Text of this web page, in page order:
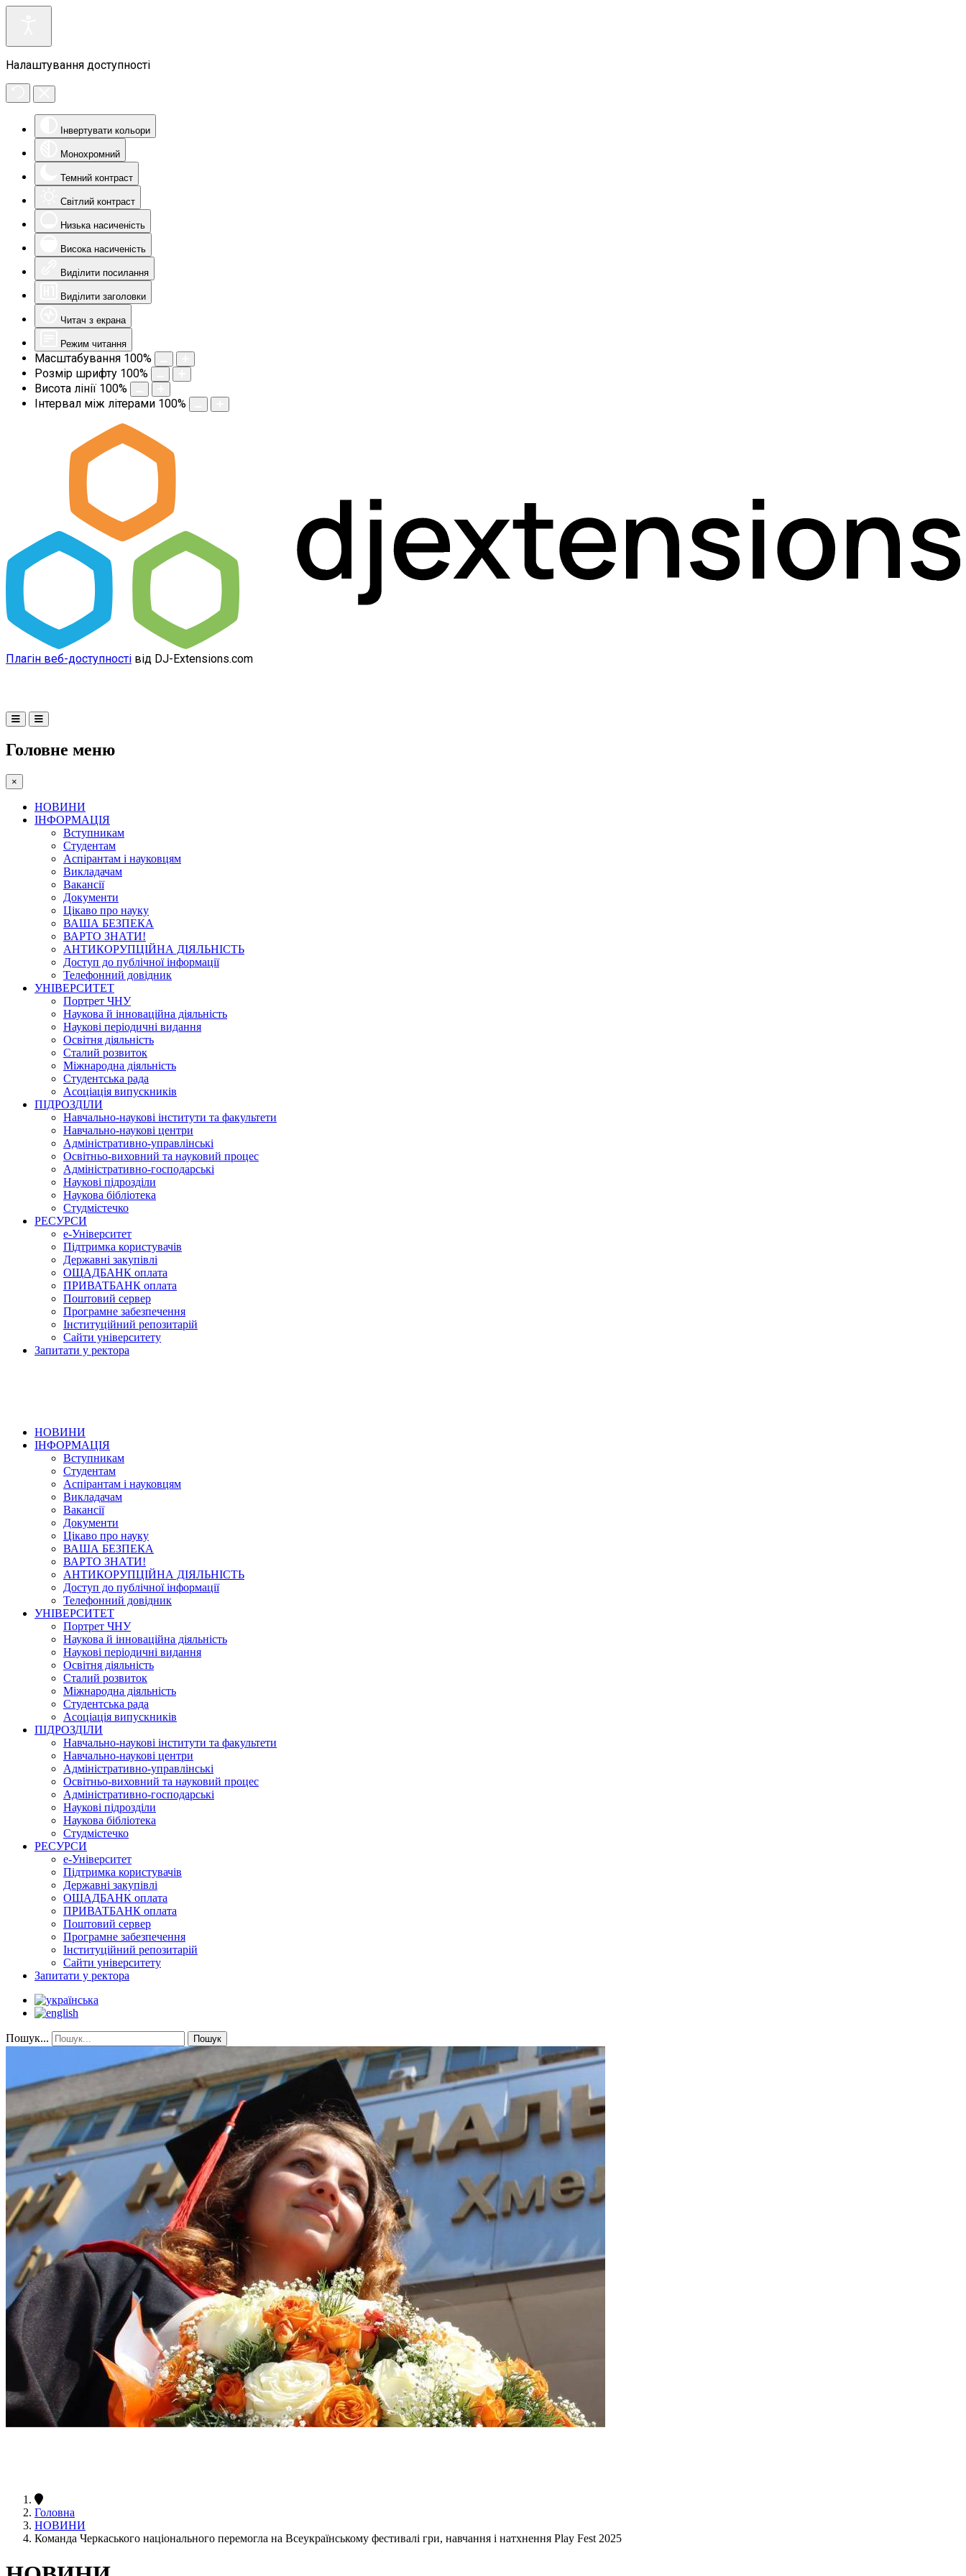
Налаштування доступності
Інвертувати кольори
Монохромний
Темний контраст
Світлий контраст
Низька насиченість
Висока насиченість
Виділити посилання
Виділити заголовки
Читач з екрана
Режим читання
Масштабування 100%
Розмір шрифту 100%
Висота лінії 100%
Інтервал між літерами 100%
Плагін веб-доступності від DJ-Extensions.com
Головне меню
×
НОВИНИ
ІНФОРМАЦІЯ
Вступникам
Студентам
Аспірантам і науковцям
Викладачам
Вакансії
Документи
Цікаво про науку
ВАША БЕЗПЕКА
ВАРТО ЗНАТИ!
АНТИКОРУПЦІЙНА ДІЯЛЬНІСТЬ
Доступ до публічної інформації
Телефонний довідник
УНІВЕРСИТЕТ
Портрет ЧНУ
Наукова й інноваційна діяльність
Наукові періодичні видання
Освітня діяльність
Сталий розвиток
Міжнародна діяльність
Студентська рада
Асоціація випускників
ПІДРОЗДІЛИ
Навчально-наукові інститути та факультети
Навчально-наукові центри
Адміністративно-управлінські
Освітньо-виховний та науковий процес
Адміністративно-господарські
Наукові підрозділи
Наукова бібліотека
Студмістечко
РЕСУРСИ
е-Університет
Підтримка користувачів
Державні закупівлі
ОЩАДБАНК оплата
ПРИВАТБАНК оплата
Поштовий сервер
Програмне забезпечення
Інституційний репозитарій
Сайти університету
Запитати у ректора
НОВИНИ
ІНФОРМАЦІЯ
Вступникам
Студентам
Аспірантам і науковцям
Викладачам
Вакансії
Документи
Цікаво про науку
ВАША БЕЗПЕКА
ВАРТО ЗНАТИ!
АНТИКОРУПЦІЙНА ДІЯЛЬНІСТЬ
Доступ до публічної інформації
Телефонний довідник
УНІВЕРСИТЕТ
Портрет ЧНУ
Наукова й інноваційна діяльність
Наукові періодичні видання
Освітня діяльність
Сталий розвиток
Міжнародна діяльність
Студентська рада
Асоціація випускників
ПІДРОЗДІЛИ
Навчально-наукові інститути та факультети
Навчально-наукові центри
Адміністративно-управлінські
Освітньо-виховний та науковий процес
Адміністративно-господарські
Наукові підрозділи
Наукова бібліотека
Студмістечко
РЕСУРСИ
е-Університет
Підтримка користувачів
Державні закупівлі
ОЩАДБАНК оплата
ПРИВАТБАНК оплата
Поштовий сервер
Програмне забезпечення
Інституційний репозитарій
Сайти університету
Запитати у ректора
Пошук... Пошук
Головна
НОВИНИ
Команда Черкаського національного перемогла на Всеукраїнському фестивалі гри, навчання і натхнення Play Fest 2025